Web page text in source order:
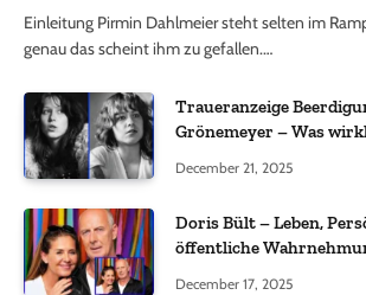
Einleitung Pirmin Dahlmeier steht selten im
genau das scheint ihm zu gefallen.…
Traueranzeige
Grönemeyer – Was
December 21, 2025
Doris Bült – Leben,
öffentliche
December 17, 2025